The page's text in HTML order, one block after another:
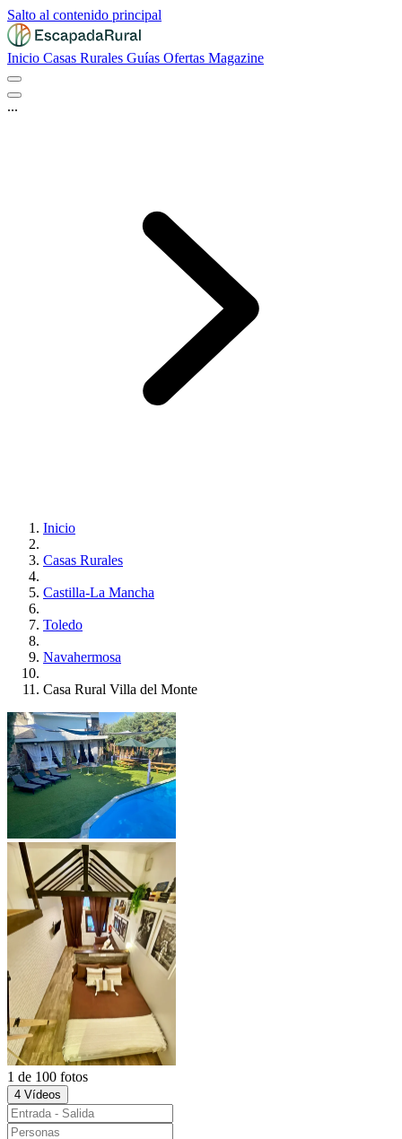
Salto al contenido principal
Inicio Casas Rurales Guías Ofertas Magazine
...
Inicio
Casas Rurales
Castilla-La Mancha
Toledo
Navahermosa
Casa Rural Villa del Monte
1 de 100 fotos
4 Vídeos